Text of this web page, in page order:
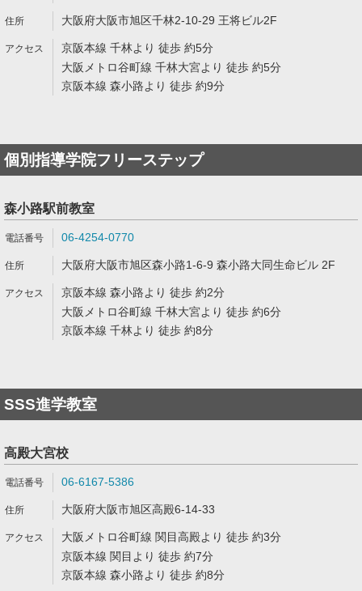
大阪府大阪市旭区千林2-10-29 王将ビル2F
京阪本線 千林より 徒歩 約5分
大阪メトロ谷町線 千林大宮より 徒歩 約5分
京阪本線 森小路より 徒歩 約9分
個別指導学院フリーステップ
森小路駅前教室
06-4254-0770
大阪府大阪市旭区森小路1-6-9 森小路大同生命ビル 2F
京阪本線 森小路より 徒歩 約2分
大阪メトロ谷町線 千林大宮より 徒歩 約6分
京阪本線 千林より 徒歩 約8分
SSS進学教室
高殿大宮校
06-6167-5386
大阪府大阪市旭区高殿6-14-33
大阪メトロ谷町線 関目高殿より 徒歩 約3分
京阪本線 関目より 徒歩 約7分
京阪本線 森小路より 徒歩 約8分